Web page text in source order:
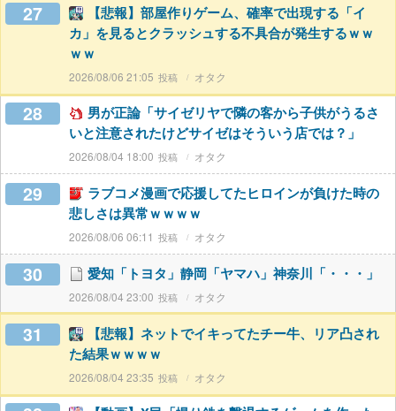
27
【悲報】部屋作りゲーム、確率で出現する「イ
カ」を見るとクラッシュする不具合が発生するｗｗ
ｗｗ
2026/08/06 21:05 オタク
28
男が正論「サイゼリヤで隣の客から子供がうるさ
いと注意されたけどサイゼはそういう店では？」
2026/08/04 18:00 オタク
29
ラブコメ漫画で応援してたヒロインが負けた時の
悲しさは異常ｗｗｗｗ
2026/08/06 06:11 オタク
30 愛知「トヨタ」静岡「ヤマハ」神奈川「・・・」
2026/08/04 23:00 オタク
31
【悲報】ネットでイキってたチー牛、リア凸され
た結果ｗｗｗｗ
2026/08/04 23:35 オタク